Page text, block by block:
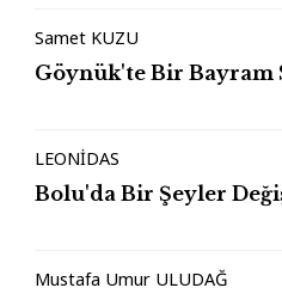
Samet KUZU
Göynük'te Bir Bayram
LEONİDAS
Bolu'da Bir Şeyler
Mustafa Umur ULUDAĞ